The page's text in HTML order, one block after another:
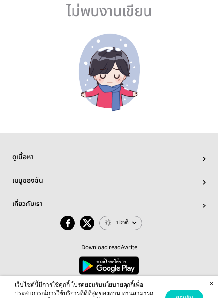
ไม่พบงานเขียน
ดูเนื้อหา
เมนูของฉัน
เกี่ยวกับเรา
ปกติ
Download readAwrite
© 2026 readAwrite.com by MEB Corporation Public Company Limited
This site is protected by reCAPTCHA and the Google Privacy Policy Terms of Serviceapply.
เว็บไซต์นี้มีการใช้คุกกี้ โปรดยอมรับนโยบายคุกกี้เพื่อ
ประสบการณ์การใช้บริการที่ดีที่สุดของท่าน ท่านสามารถ
×